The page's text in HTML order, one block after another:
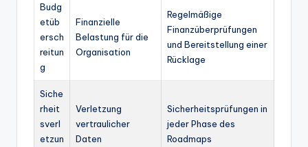
Budg
etüb
ersch
reitun
g
Finanzielle
Belastung für die
Organisation
Regelmäßige
Finanzüberprüfungen
und Bereitstellung einer
Rücklage
Siche
rheit
sverl
etzun
Verletzung
vertraulicher
Daten
Sicherheitsprüfungen in
jeder Phase des
Roadmaps